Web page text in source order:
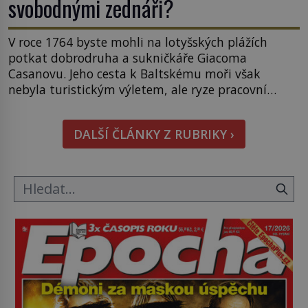
svobodnými zednáři?
V roce 1764 byste mohli na lotyšských plážích
potkat dobrodruha a sukničkáře Giacoma
Casanovu. Jeho cesta k Baltskému moři však
nebyla turistickým výletem, ale ryze pracovní
sledoval, když se například procházel uličkami
lotyšské Rigy? Casanova v Pobaltí kontaktoval
tamní zednářské lóže. Nebyl v této oblasti žádným
DALŠÍ ČLÁNKY Z RUBRIKY ›